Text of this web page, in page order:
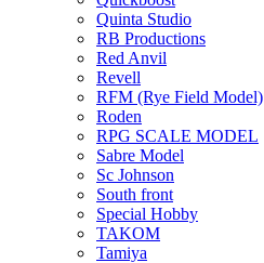
Quinta Studio
RB Productions
Red Anvil
Revell
RFM (Rye Field Model)
Roden
RPG SCALE MODEL
Sabre Model
Sc Johnson
South front
Special Hobby
TAKOM
Tamiya